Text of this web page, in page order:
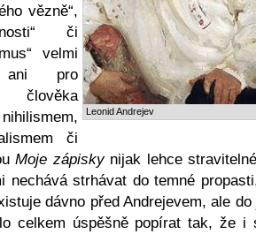
Leonid Andrejev
vězně“,
či
velmi
pro
či
Moje zápiskynijak lehce
nechává strhávat do temné
dávno před Andrejevem, ale do
celkem úspěšně popírat tak, že i